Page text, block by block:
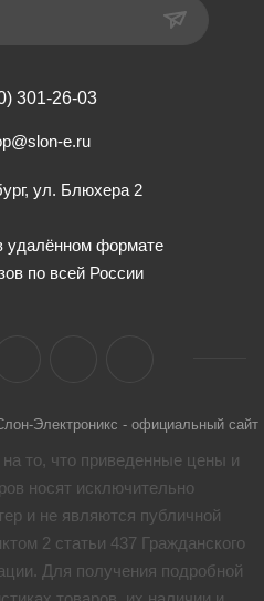
301-26-03
e.ru
ул. Блюхера 2
удалённом формате
по всей России
Электроникс - официальный сайт
то, что приведенные цены и
носят исключительно
и не являются публичной
2 статьи 437 Гражданского
Для получения подробной